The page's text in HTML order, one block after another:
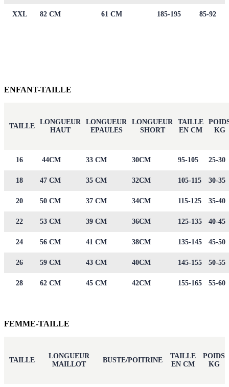
XXL 82 CM 61 CM 185-195 85-92
ENFANT-TAILLE
TAILLE
LONGUEUR
HAUT
LONGUEUR
EPAULES
LONGUEUR
SHORT
TAILLE
EN CM
KG
16 44CM 33 CM 30CM 95-105 25-30
18 47 CM 35 CM 32CM 105-115 30-35
20 50 CM 37 CM 34CM 115-125 35-40
22 53 CM 39 CM 36CM 125-135 40-45
24 56 CM 41 CM 38CM 135-145 45-50
26 59 CM 43 CM 40CM 145-155 50-55
28 62 CM 45 CM 42CM 155-165 55-60
FEMME-TAILLE
TAILLE
LONGUEUR
MAILLOT
BUSTE/POITRINE
TAILLE
EN CM
POIDS
KG